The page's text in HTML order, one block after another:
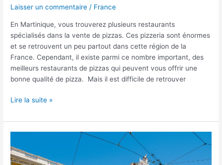
Laisser un commentaire / France
En Martinique, vous trouverez plusieurs restaurants
spécialisés dans la vente de pizzas. Ces pizzeria sont énormes
et se retrouvent un peu partout dans cette région de la
France. Cependant, il existe parmi ce nombre important, des
meilleurs restaurants de pizzas qui peuvent vous offrir une
bonne qualité de pizza. Mais il est difficile de retrouver
Lire la suite »
Lisbonne
en